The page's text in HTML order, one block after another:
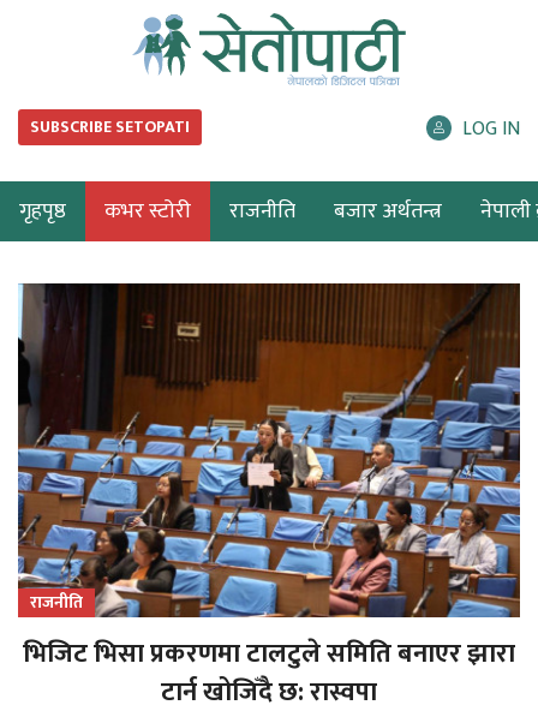
SUBSCRIBE SETOPATI LOG IN
गृहपृष्ठ कभर स्टोरी राजनीति बजार अर्थतन्त्र नेपाली
राजनीति
भिजिट भिसा प्रकरणमा टालटुले समिति बनाएर झारा
टार्न खोजिँदै छ: रास्वपा